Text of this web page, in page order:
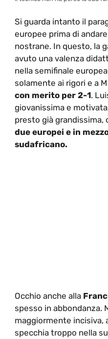
Si guarda intanto il
europee prima di
nostrane. In questo, la
avuto una valenza
nella semifinale
solamente ai rigori e a
con merito per 2-1.
giovanissima e
presto già grandissima,
due europei e in
sudafricano.
Occhio anche alla
spesso in abbondanza.
maggiormente incisiva,
specchia troppo nella